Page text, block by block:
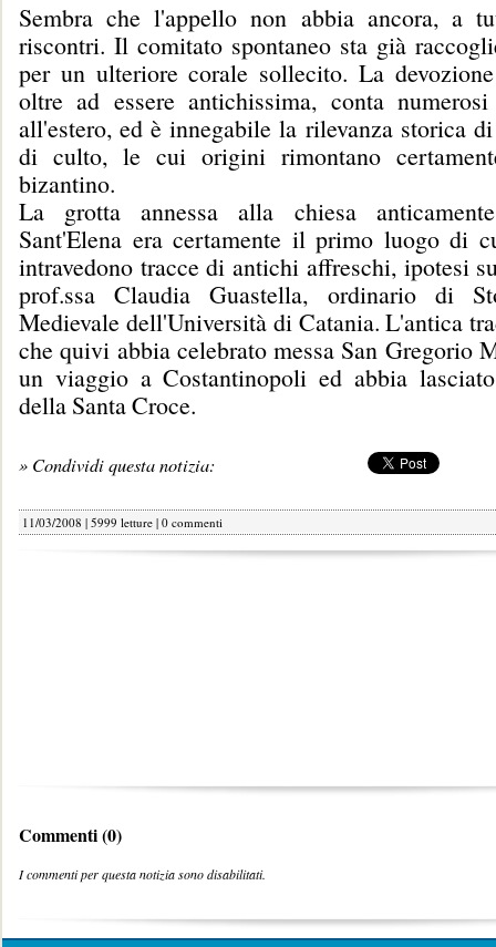
Sembra che l'appello non abbia ancora, a
riscontri. Il comitato spontaneo sta già
per un ulteriore corale sollecito. La
oltre ad essere antichissima, conta
all'estero, ed è innegabile la rilevanza storica
di culto, le cui origini rimontano
bizantino.
La grotta annessa alla chiesa
Sant'Elena era certamente il primo luogo di
intravedono tracce di antichi affreschi, ipotesi
prof.ssa Claudia Guastella, ordinario di
Medievale dell'Università di Catania. L'antica
che quivi abbia celebrato messa San Gregorio
un viaggio a Costantinopoli ed abbia
della Santa Croce.
» Condividi questa notizia:
11/03/2008 | 5999 letture | 0 commenti
Commenti (0)
I commenti per questa notizia sono disabilitati.